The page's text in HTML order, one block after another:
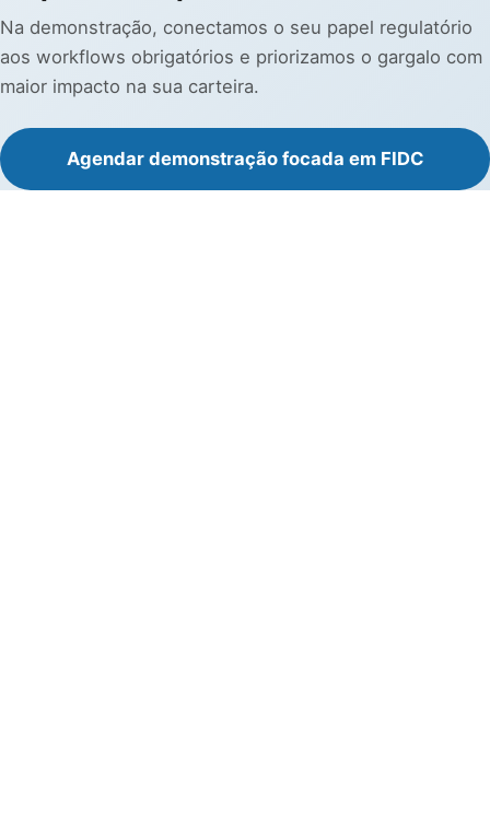
Na demonstração, conectamos o seu papel regulatório
aos workflows obrigatórios e priorizamos o gargalo com
maior impacto na sua carteira.
Agendar demonstração focada em FIDC